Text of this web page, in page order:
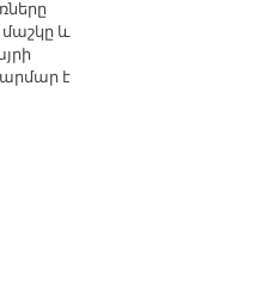
մաշկը և
է